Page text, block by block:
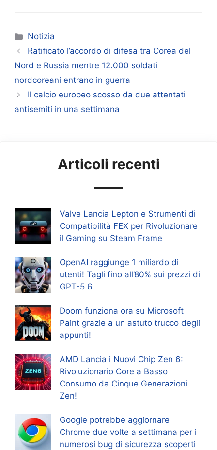
Categorie
Notizia
Ratificato l’accordo di difesa tra Corea del
Nord e Russia mentre 12.000 soldati
nordcoreani entrano in guerra
Il calcio europeo scosso da due attentati
antisemiti in una settimana
Articoli recenti
Valve Lancia Lepton e Strumenti di
Compatibilità FEX per Rivoluzionare
il Gaming su Steam Frame
OpenAI raggiunge 1 miliardo di
utenti! Tagli fino all’80% sui prezzi di
GPT-5.6
Doom funziona ora su Microsoft
Paint grazie a un astuto trucco degli
appunti!
AMD Lancia i Nuovi Chip Zen 6:
Rivoluzionario Core a Basso
Consumo da Cinque Generazioni
Zen!
Google potrebbe aggiornare
Chrome due volte a settimana per i
numerosi bug di sicurezza scoperti